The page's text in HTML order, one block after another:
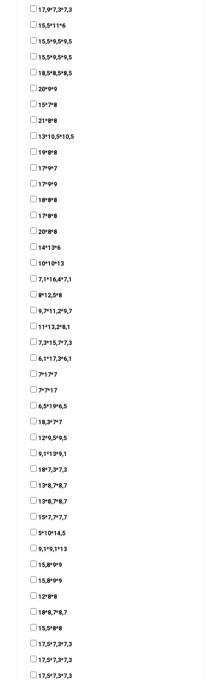
17,9*7,3*7,3
15,5*11*6
15,5*9,5*9,5
15,5*9,5*9,5
18,5*8,5*8,5
20*9*9
15*7*8
21*8*8
13*10,5*10,5
19*8*8
17*9*7
17*9*9
18*8*8
17*8*8
20*8*8
14*13*6
10*10*13
7,1*16,4*7,1
8*12,5*8
9,7*11,2*9,7
11*13,2*8,1
7,3*15,7*7,3
6,1*17,3*6,1
7*17*7
7*7*17
6,5*19*6,5
18,3*7*7
12*9,5*9,5
9,1*13*9,1
18*7,3*7,3
13*8,7*8,7
13*8,7*8,7
15*7,7*7,7
5*10*14,5
9,1*9,1*13
15,8*9*9
15,8*9*9
12*8*8
18*8,7*8,7
15,5*8*8
17,5*7,3*7,3
17,5*7,3*7,3
17,5*7,3*7,3